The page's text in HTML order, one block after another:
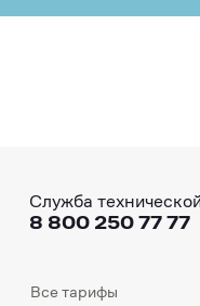
Служба
8 800 250 77 77
Все тарифы